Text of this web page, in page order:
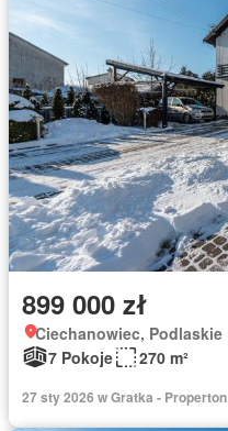
899 000 zł
Ciechanowiec, Podlaskie
7 Pokoje
270 m²
27 sty 2026 w Gratka - Properton